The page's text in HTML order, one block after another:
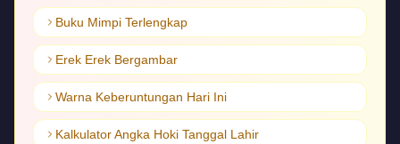
Buku Mimpi Terlengkap
Erek Erek Bergambar
Warna Keberuntungan Hari Ini
Kalkulator Angka Hoki Tanggal Lahir